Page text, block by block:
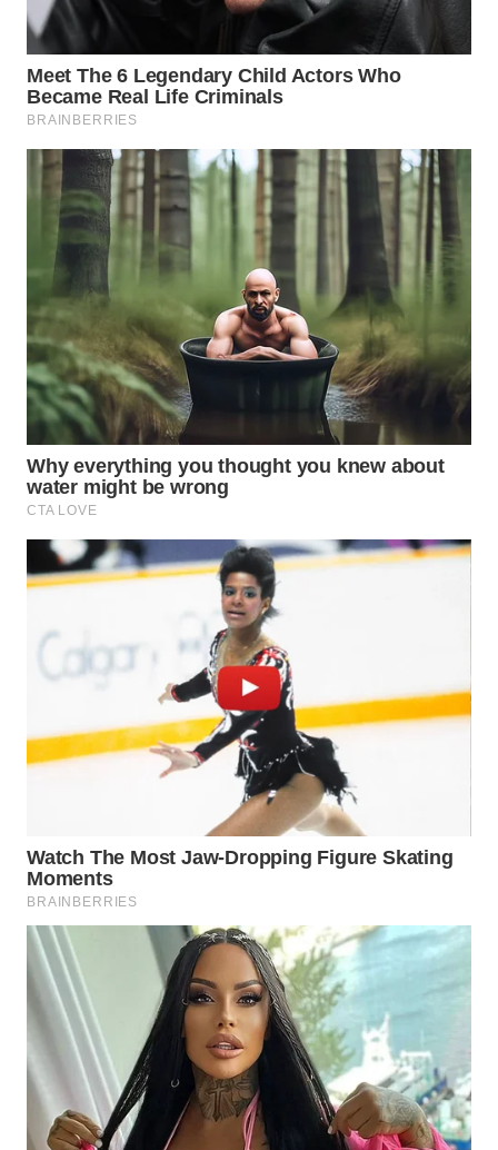
WN
CIREBON
WN
INDRAMAYU
WN
KUNINGAN
MAJALENGKA
WN
SUBANG
WN
SUKABUMI
WN
PURWAKARTA
TIMUR
SEMARANG
WN
BOROBUDUR
WN
MADURA
WN
SURABAYA
WN
NATUNA